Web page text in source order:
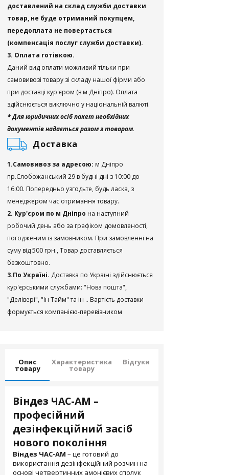
доставлений на склад служби доставки
товар, не буде отриманий покупцем,
передоплата не повертається
(компенсація послуг служби доставки).
3. Оплата готівкою.
Даний вид оплати можливий тільки при
самовивозі товару зі складу нашої фірми або
при доставці кур'єром (в м Дніпро). Оплата
здійснюється виключно у національній валюті.
* Для юридичних осіб пакет необхідних
документів надається разом з товаром.
Доставка
1.Самовивоз за адресою: м Дніпро
пр.Слобожанський 29 в будні дні з 10:00 до
16:00. Попередньо узгодьте, будь ласка, з
менеджером час отримання товару.
2. Кур'єром по м Дніпро на наступний
робочий день або за графіком домовленості,
погодженим із замовником. При замовленні на
суму від 500 грн., Товар доставляється
безкоштовно.
3.По Україні. Доставка по Україні здійснюється
кур'єрськими службами: "Нова пошта",
"Делівері", "Ін Тайм" та ін .. Вартість доставки
формується компанією-перевізником
Опис
товару
Характеристика
товару
Відгуки
Віндез ЧАС-АМ –
професійний
дезінфекційний засіб
нового покоління
Віндез ЧАС-АМ – це готовий до
використання дезінфекційний розчин на
основі четвертинних амонієвих сполук